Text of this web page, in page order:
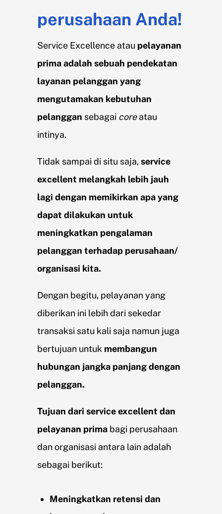
perusahaan Anda!
Service Excellence atau pelayanan
prima adalah sebuah pendekatan
layanan pelanggan yang
mengutamakan kebutuhan
pelanggan sebagai coreatau
intinya.
Tidak sampai di situ saja, service
excellent melangkah lebih jauh
lagi dengan memikirkan apa yang
dapat dilakukan untuk
meningkatkan pengalaman
pelanggan terhadap perusahaan/
organisasi kita.
Dengan begitu, pelayanan yang
diberikan ini lebih dari sekedar
transaksi satu kali saja namun juga
bertujuan untuk membangun
hubungan jangka panjang dengan
pelanggan.
Tujuan dari service excellent dan
pelayanan primabagi perusahaan
dan organisasi antara lain adalah
sebagai berikut:
Meningkatkan retensi dan